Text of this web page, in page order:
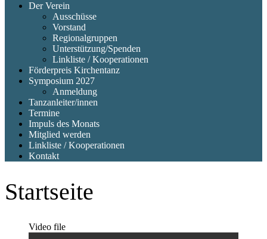
Der Verein
Ausschüsse
Vorstand
Regionalgruppen
Unterstützung/Spenden
Linkliste / Kooperationen
Förderpreis Kirchentanz
Symposium 2027
Anmeldung
Tanzanleiter/innen
Termine
Impuls des Monats
Mitglied werden
Linkliste / Kooperationen
Kontakt
Startseite
Video file